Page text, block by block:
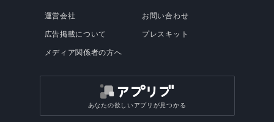
運営会社
広告掲載について
メディア関係者の方へ
お問い合わせ
プレスキット
あなたの欲しいアプリが見つかる